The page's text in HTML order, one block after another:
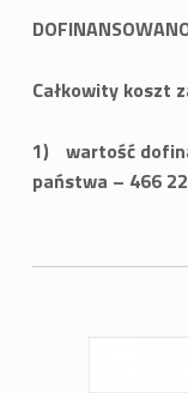
Całkowity koszt
wartość
państwa – 466